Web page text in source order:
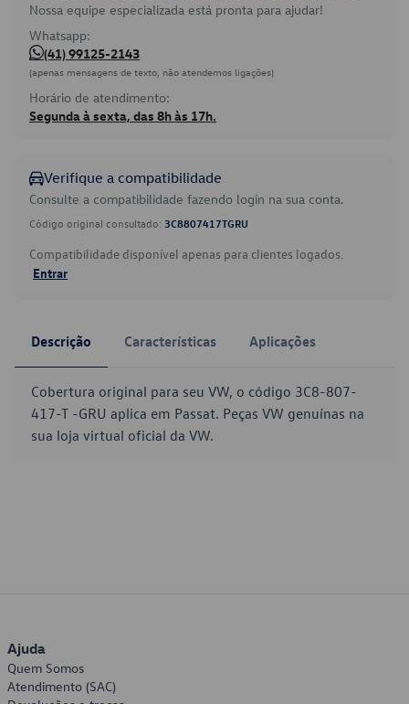
Nossa equipe especializada está pronta para ajudar!
Whatsapp:
(41) 99125-2143
(apenas mensagens de texto, não atendemos ligações)
Horário de atendimento:
Segunda à sexta, das 8h às 17h.
Verifique a compatibilidade
Consulte a compatibilidade fazendo login na sua conta.
Código original consultado: 3C8807417TGRU
Compatibilidade disponível apenas para clientes logados.
Entrar
Descrição Características Aplicações
Cobertura original para seu VW, o código 3C8-807-
417-T -GRU aplica em Passat. Peças VW genuínas na
sua loja virtual oficial da VW.
Ajuda
Quem Somos
Atendimento (SAC)